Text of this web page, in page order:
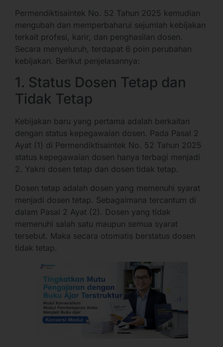
Permendiktisaintek No. 52 Tahun 2025 kemudian
mengubah dan memperbaharui sejumlah kebijakan
terkait profesi, karir, dan penghasilan dosen.
Secara menyeluruh, terdapat 6 poin perubahan
kebijakan. Berikut penjelasannya:
1. Status Dosen Tetap dan
Tidak Tetap
Kebijakan baru yang pertama adalah berkaitan
dengan status kepegawaian dosen. Pada Pasal 2
Ayat (1) di Permendiktisaintek No. 52 Tahun 2025
status kepegawaian dosen hanya terbagi menjadi
2. Yakni dosen tetap dan dosen tidak tetap.
Dosen tetap adalah dosen yang memenuhi syarat
menjadi dosen tetap. Sebagaimana tercantum di
dalam Pasal 2 Ayat (2). Dosen yang tidak
memenuhi salah satu maupun semua syarat
tersebut. Maka secara otomatis berstatus dosen
tidak tetap.